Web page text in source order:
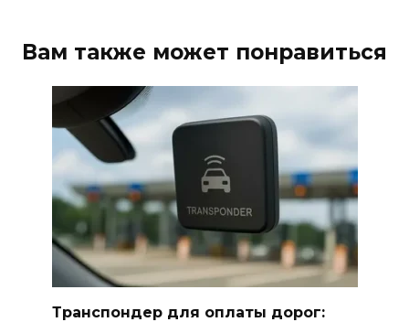
Вам также может понравиться
Транспондер для оплаты дорог: